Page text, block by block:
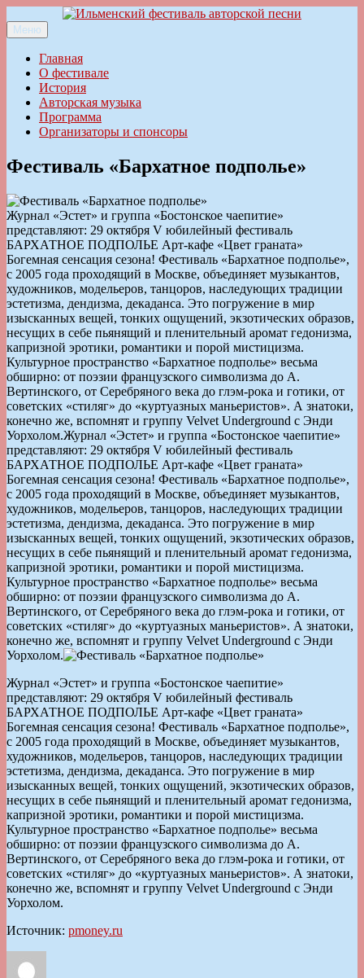
к
содержимому
Ильменский фестиваль авторской песни
Меню
Главная
О фестивале
История
Авторская музыка
Программа
Организаторы и спонсоры
Фестиваль «Бархатное подполье»
Журнал «Эстет» и группа «Бостонское чаепитие»
представляют: 29 октября V юбилейный фестиваль
БАРХАТНОЕ ПОДПОЛЬЕ Арт-кафе «Цвет граната»
Богемная сенсация сезона! Фестиваль «Бархатное подполье»,
с 2005 года проходящий в Москве, объединяет музыкантов,
художников, модельеров, танцоров, наследующих традиции
эстетизма, дендизма, декаданса. Это погружение в мир
изысканных вещей, тонких ощущений, экзотических образов,
несущих в себе пьянящий и пленительный аромат гедонизма,
капризной эротики, романтики и порой мистицизма.
Культурное пространство «Бархатное подполье» весьма
обширно: от поэзии французского символизма до А.
Вертинского, от Серебряного века до глэм-рока и готики, от
советских «стиляг» до «куртуазных маньеристов». А знатоки,
конечно же, вспомнят и группу Velvet Underground с Энди
Уорхолом.Журнал «Эстет» и группа «Бостонское чаепитие»
представляют: 29 октября V юбилейный фестиваль
БАРХАТНОЕ ПОДПОЛЬЕ Арт-кафе «Цвет граната»
Богемная сенсация сезона! Фестиваль «Бархатное подполье»,
с 2005 года проходящий в Москве, объединяет музыкантов,
художников, модельеров, танцоров, наследующих традиции
эстетизма, дендизма, декаданса. Это погружение в мир
изысканных вещей, тонких ощущений, экзотических образов,
несущих в себе пьянящий и пленительный аромат гедонизма,
капризной эротики, романтики и порой мистицизма.
Культурное пространство «Бархатное подполье» весьма
обширно: от поэзии французского символизма до А.
Вертинского, от Серебряного века до глэм-рока и готики, от
советских «стиляг» до «куртуазных маньеристов». А знатоки,
конечно же, вспомнят и группу Velvet Underground с Энди
Уорхолом.
Журнал «Эстет» и группа «Бостонское чаепитие»
представляют: 29 октября V юбилейный фестиваль
БАРХАТНОЕ ПОДПОЛЬЕ Арт-кафе «Цвет граната»
Богемная сенсация сезона! Фестиваль «Бархатное подполье»,
с 2005 года проходящий в Москве, объединяет музыкантов,
художников, модельеров, танцоров, наследующих традиции
эстетизма, дендизма, декаданса. Это погружение в мир
изысканных вещей, тонких ощущений, экзотических образов,
несущих в себе пьянящий и пленительный аромат гедонизма,
капризной эротики, романтики и порой мистицизма.
Культурное пространство «Бархатное подполье» весьма
обширно: от поэзии французского символизма до А.
Вертинского, от Серебряного века до глэм-рока и готики, от
советских «стиляг» до «куртуазных маньеристов». А знатоки,
конечно же, вспомнят и группу Velvet Underground с Энди
Уорхолом.
Источник: pmoney.ru